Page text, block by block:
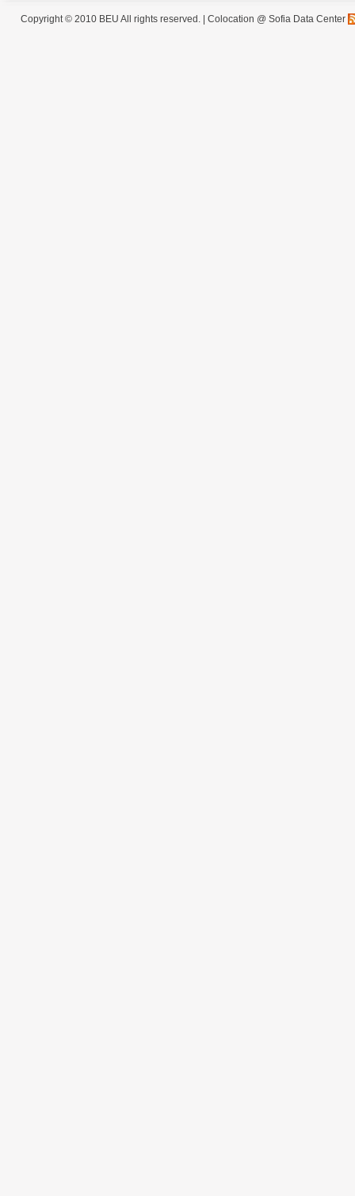
Copyright © 2010 BEU All rights reserved. | Colocation @ Sofia Data Center